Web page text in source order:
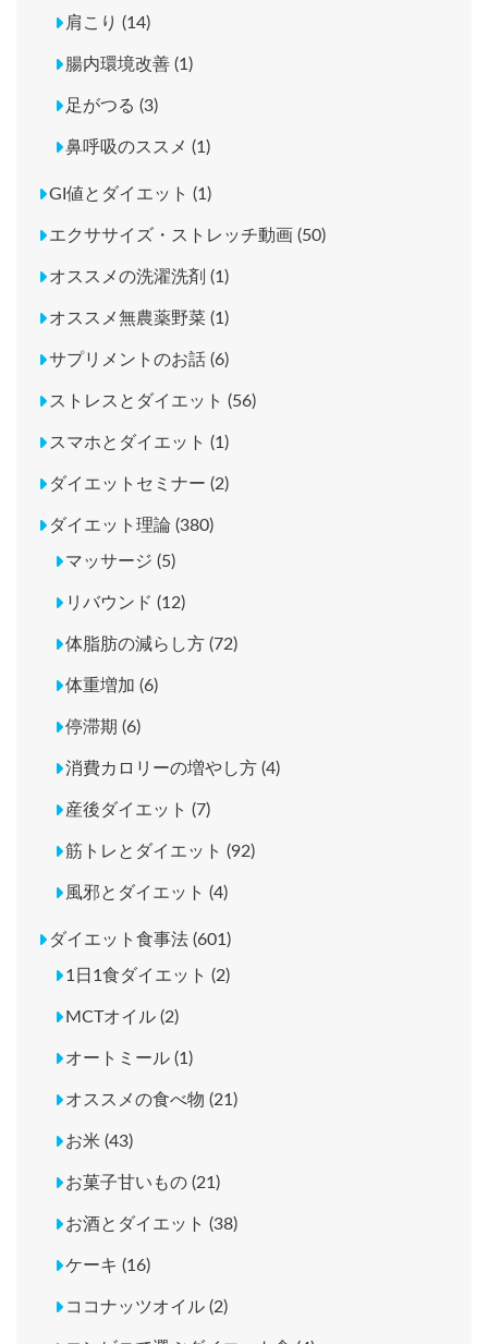
肩こり (14)
腸内環境改善 (1)
足がつる (3)
鼻呼吸のススメ (1)
GI値とダイエット (1)
エクササイズ・ストレッチ動画 (50)
オススメの洗濯洗剤 (1)
オススメ無農薬野菜 (1)
サプリメントのお話 (6)
ストレスとダイエット (56)
スマホとダイエット (1)
ダイエットセミナー (2)
ダイエット理論 (380)
マッサージ (5)
リバウンド (12)
体脂肪の減らし方 (72)
体重増加 (6)
停滞期 (6)
消費カロリーの増やし方 (4)
産後ダイエット (7)
筋トレとダイエット (92)
風邪とダイエット (4)
ダイエット食事法 (601)
1日1食ダイエット (2)
MCTオイル (2)
オートミール (1)
オススメの食べ物 (21)
お米 (43)
お菓子甘いもの (21)
お酒とダイエット (38)
ケーキ (16)
ココナッツオイル (2)